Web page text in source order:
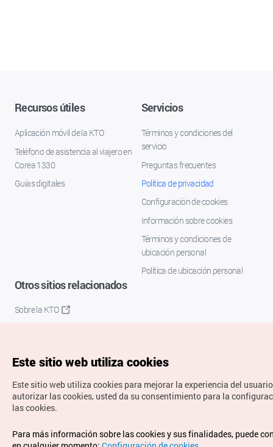
Recursos útiles
Aplicación móvil de la KTO
Teléfono de asistencia al viajero en
Corea 1330
Guías digitales
Servicios
Términos y condiciones del
servicio
Preguntas frecuentes
Política de privacidad
Configuración de cookies
Información sobre cookies
Términos y condiciones de
ubicación personal
Política de ubicación personal
Otros sitios relacionados
Sobre la KTO
Copyrights © Organización de Turismo de Corea. Todos los
derechos reservados.
Este sitio web utiliza cookies
Este sitio web utiliza cookies para mejorar la experiencia del
autorizar las cookies, usted da su consentimiento para la
las cookies.
Para más información sobre las cookies y sus finalidades, puede